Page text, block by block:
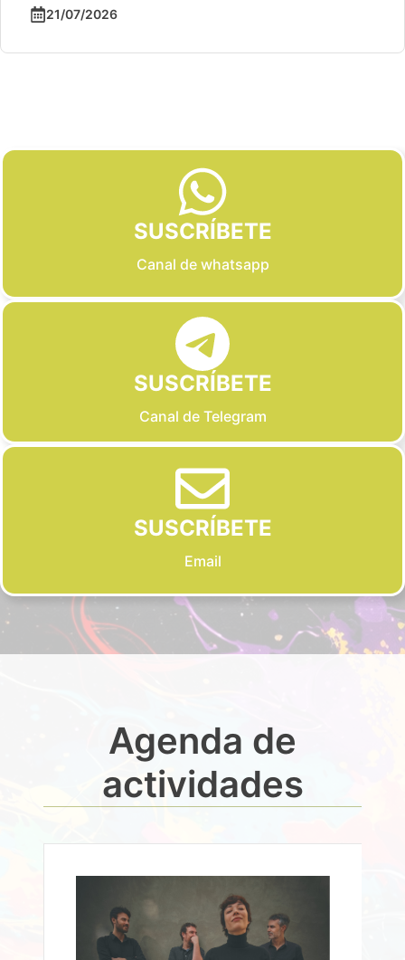
21/07/2026
SUSCRÍBETE
Canal de whatsapp
SUSCRÍBETE
Canal de Telegram
SUSCRÍBETE
Email
Agenda de
actividades